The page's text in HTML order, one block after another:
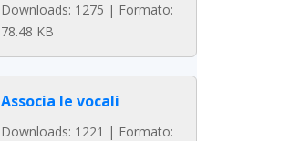
Downloads: 1275 | Formato:
78.48 KB
Associa le vocali
Downloads: 1221 | Formato: